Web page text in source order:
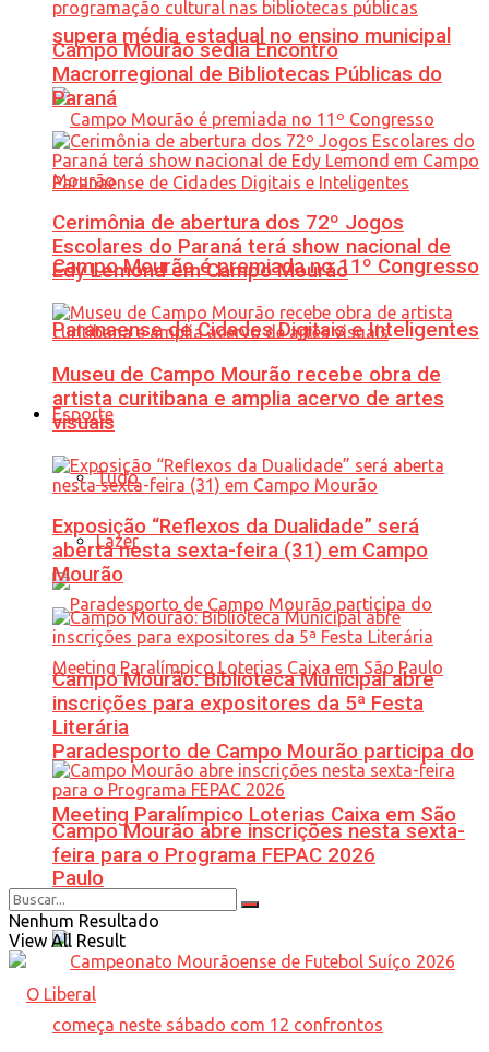
supera média estadual no ensino municipal
Campo Mourão é premiada no 11º Congresso
Paranaense de Cidades Digitais e Inteligentes
Esporte
Tudo
Lazer
Paradesporto de Campo Mourão participa do
Meeting Paralímpico Loterias Caixa em São
Paulo
Campo Mourão sedia Encontro
Macrorregional de Bibliotecas Públicas do
Paraná
Cerimônia de abertura dos 72º Jogos
Escolares do Paraná terá show nacional de
Edy Lemond em Campo Mourão
Museu de Campo Mourão recebe obra de
artista curitibana e amplia acervo de artes
visuais
Exposição “Reflexos da Dualidade” será
aberta nesta sexta-feira (31) em Campo
Mourão
Campo Mourão: Biblioteca Municipal abre
inscrições para expositores da 5ª Festa
Literária
Campo Mourão abre inscrições nesta sexta-
feira para o Programa FEPAC 2026
Nenhum Resultado
View All Result